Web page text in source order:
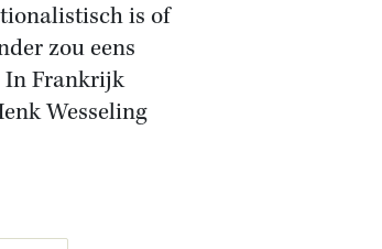
is of
zou eens
In Frankrijk
Wesseling